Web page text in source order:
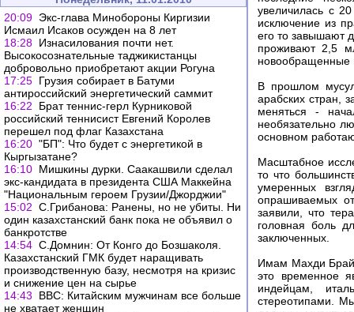
20:09 Экс-глава Минобороны Киргизии
Исмаил Исаков осужден на 8 лет
18:28 Изнасилования почти нет.
Высокосознательные таджикистанцы
добровольно приобретают акции Рогуна
17:25 Грузия собирает в Батуми
антироссийский энергетический саммит
16:22
Брат теннис-герл Курниковой
российский теннисист Евгений Королев
перешел под флаг Казахстана
16:20 "БП": Что будет с энергетикой в
Кыргызатане?
16:10 Мишкины дурки. Саакашвили сделал
экс-кандидата в президента США Маккейна
"Национальным героем Грузии/Джорджии"
15:02 С.Грибанова: Ранены, но не убиты. Ни
один казахстанский банк пока не объявил о
банкротстве
14:54 С.Домнин: От Конго до Бозшаколя.
Казахстанский ГМК будет наращивать
производственную базу, несмотря на кризис
и снижение цен на сырье
14:43
ВВС: Китайским мужчинам все больше
не хватает женщин
увеличилась с
исключение из
его то завышают
проживают 2,5
новообращенные
В прошлом
арабских стран,
меняться -
необязательно
основном
Масштабное
то что
умеренных
опрашиваемых
заявили, что
головная боль
заключенных.
Имам Махди Брай
это временное
индейцам,
стереотипами.